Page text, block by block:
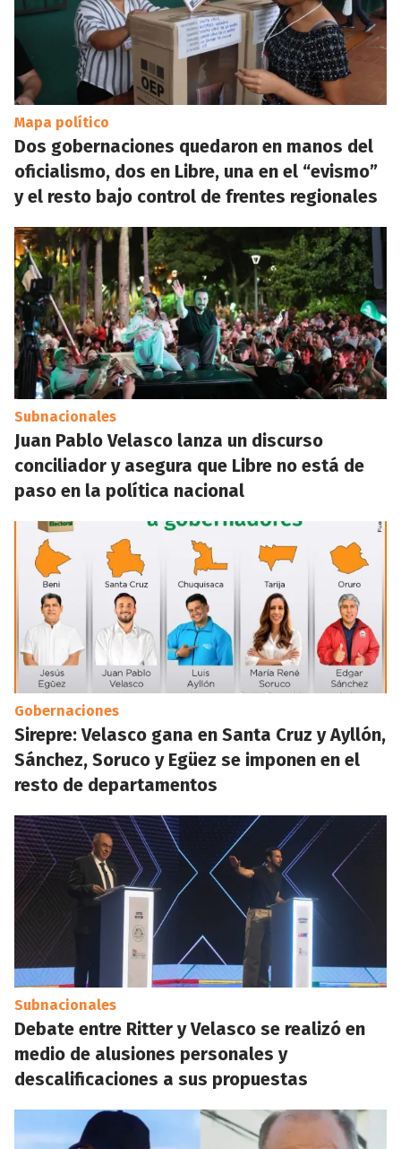
Mapa político
Dos gobernaciones quedaron en manos del
oficialismo, dos en Libre, una en el “evismo”
y el resto bajo control de frentes regionales
Subnacionales
Juan Pablo Velasco lanza un discurso
conciliador y asegura que Libre no está de
paso en la política nacional
Gobernaciones
Sirepre: Velasco gana en Santa Cruz y Ayllón,
Sánchez, Soruco y Egüez se imponen en el
resto de departamentos
Subnacionales
Debate entre Ritter y Velasco se realizó en
medio de alusiones personales y
descalificaciones a sus propuestas